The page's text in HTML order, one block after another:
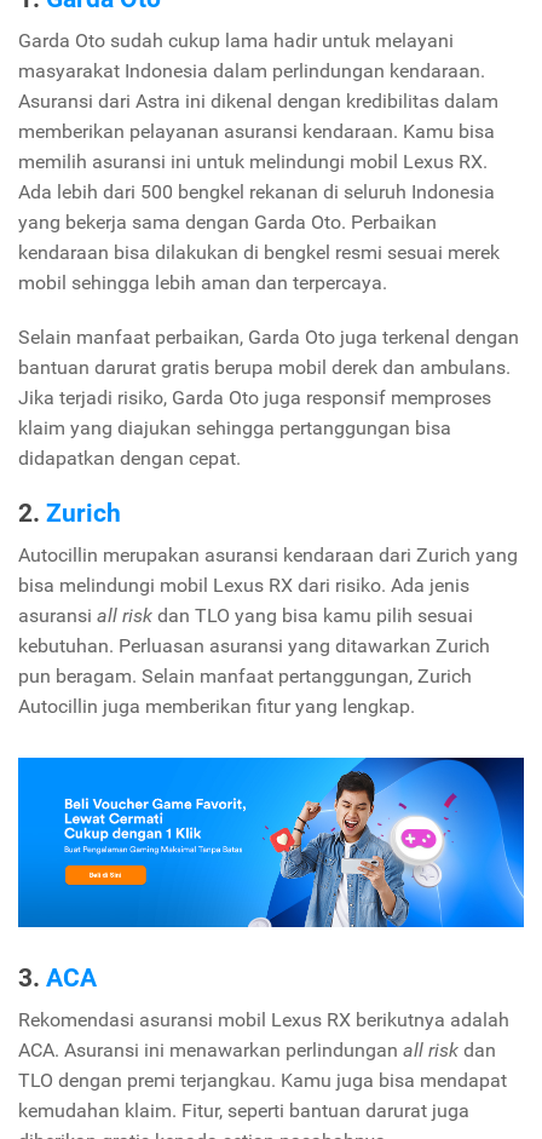
Garda Oto sudah cukup lama hadir untuk melayani
masyarakat Indonesia dalam perlindungan kendaraan.
Asuransi dari Astra ini dikenal dengan kredibilitas dalam
memberikan pelayanan asuransi kendaraan. Kamu bisa
memilih asuransi ini untuk melindungi mobil Lexus RX.
Ada lebih dari 500 bengkel rekanan di seluruh Indonesia
yang bekerja sama dengan Garda Oto. Perbaikan
kendaraan bisa dilakukan di bengkel resmi sesuai merek
mobil sehingga lebih aman dan terpercaya.
Selain manfaat perbaikan, Garda Oto juga terkenal dengan
bantuan darurat gratis berupa mobil derek dan ambulans.
Jika terjadi risiko, Garda Oto juga responsif memproses
klaim yang diajukan sehingga pertanggungan bisa
didapatkan dengan cepat.
2. Zurich
Autocillin merupakan asuransi kendaraan dari Zurich yang
bisa melindungi mobil Lexus RX dari risiko. Ada jenis
asuransi all risk dan TLO yang bisa kamu pilih sesuai
kebutuhan. Perluasan asuransi yang ditawarkan Zurich
pun beragam. Selain manfaat pertanggungan, Zurich
Autocillin juga memberikan fitur yang lengkap.
3. ACA
Rekomendasi asuransi mobil Lexus RX berikutnya adalah
ACA. Asuransi ini menawarkan perlindungan all risk dan
TLO dengan premi terjangkau. Kamu juga bisa mendapat
kemudahan klaim. Fitur, seperti bantuan darurat juga